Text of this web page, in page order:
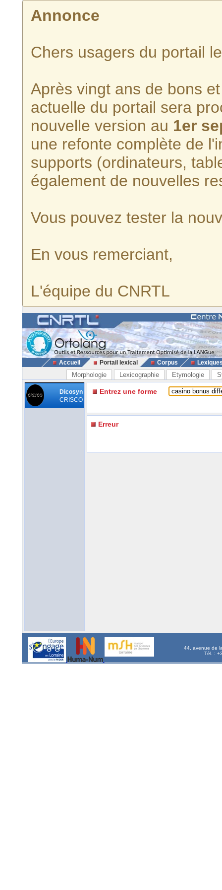
Annonce
Chers usagers du portail
Après vingt ans de bons
actuelle du portail sera
nouvelle version au 1er
une refonte complète de
supports (ordinateurs,
également de nouvelles
Vous pouvez tester la
En vous remerciant,
L'équipe du CNRTL
Accueil Portail lexical Corpus
Morphologie Lexicographie Etymologie
Dicosyn
CRISCO
Entrez une forme
Erreur
44, avenue de
Tél. :